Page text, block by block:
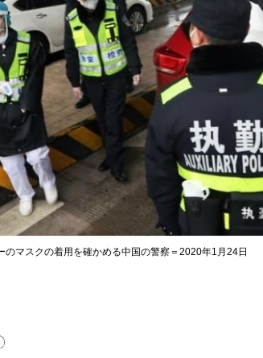
のマスクの着用を確かめる中国の警察＝2020年1月24日